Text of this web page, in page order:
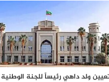
ولد داهي رئيساً للجنة الوطنية